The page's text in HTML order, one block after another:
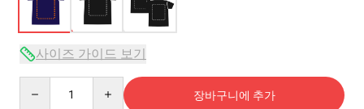
사이즈 가이드 보기
장바구니에 추가